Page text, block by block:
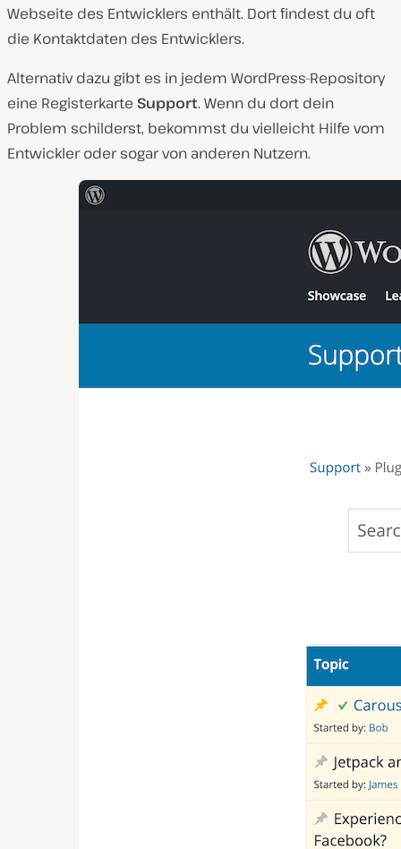
Webseite des Entwicklers enthält. Dort findest du oft
die Kontaktdaten des Entwicklers.
Alternativ dazu gibt es in jedem WordPress-Repository
eine Registerkarte Support. Wenn du dort dein
Problem schilderst, bekommst du vielleicht Hilfe vom
Entwickler oder sogar von anderen Nutzern.